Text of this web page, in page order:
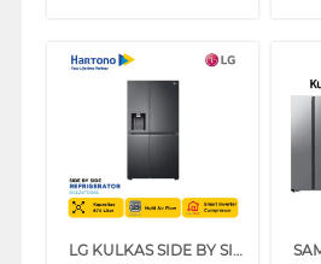
LG KULKAS SIDE BY SIDE REFRIGERATOR GCL257CQEL